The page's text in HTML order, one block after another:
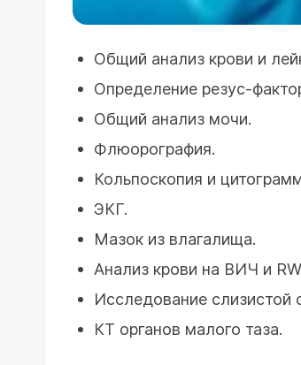
Общий анализ крови и
Определение резус-
Общий анализ мочи.
Флюорография.
Кольпоскопия и
ЭКГ.
Мазок из влагалища.
Анализ крови на ВИЧ и
Исследование слизистой
КТ органов малого таза.